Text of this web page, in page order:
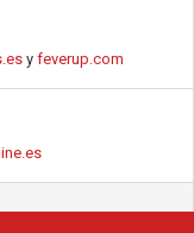
y feverup.com